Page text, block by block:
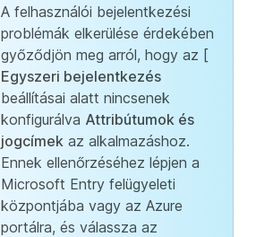
A felhasználói bejelentkezési
problémák elkerülése érdekében
győződjön meg arról, hogy az [
Egyszeri bejelentkezés
beállításai alatt nincsenek
konfigurálva Attribútumok és
jogcímek az alkalmazáshoz.
Ennek ellenőrzéséhez lépjen a
Microsoft Entry felügyeleti
központjába vagy az Azure
portálra, és válassza az